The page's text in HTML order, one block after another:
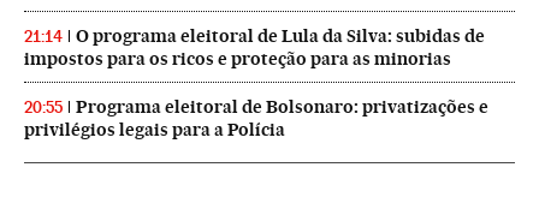
21:14
O programa eleitoral de Lula da Silva: subidas de
impostos para os ricos e proteção para as minorias
20:55
Programa eleitoral de Bolsonaro: privatizações e
privilégios legais para a Polícia